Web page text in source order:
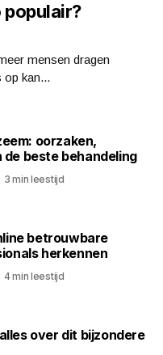
populair?
mensen dragen
op kan...
oorzaken,
de beste behandeling
3 min leestijd
betrouwbare
herkennen
4 min leestijd
alles over dit bijzondere